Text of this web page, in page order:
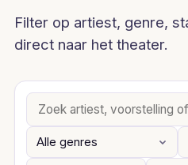
Filter op artiest, genre,
direct naar het theater.